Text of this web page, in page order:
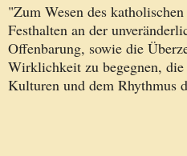
"Zum Wesen des
Festhalten an der
Offenbarung, sowie die
Wirklichkeit zu begegnen,
Kulturen und dem Rhythmus